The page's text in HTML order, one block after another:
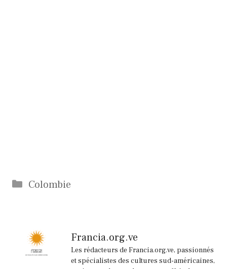
Catégories
Colombie
Francia.org.ve
Les rédacteurs de Francia.org.ve, passionnés
et spécialistes des cultures sud-américaines,